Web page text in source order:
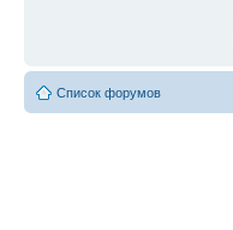
Список форумов